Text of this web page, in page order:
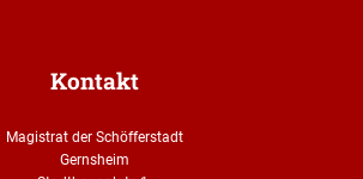
Kontakt
Magistrat der Schöfferstadt
Gernsheim